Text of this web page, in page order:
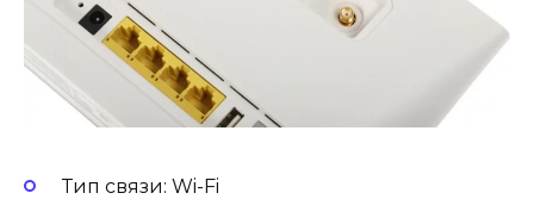
Тип связи: Wi-Fi